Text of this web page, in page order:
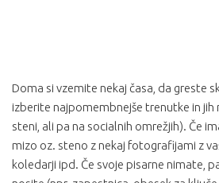
Doma si vzemite nekaj časa, da greste
izberite najpomembnejše trenutke in jih
steni, ali pa na socialnih omrežjih). Če
mizo oz. steno z nekaj fotografijami z
koledarji ipd. Če svoje pisarne nimate,